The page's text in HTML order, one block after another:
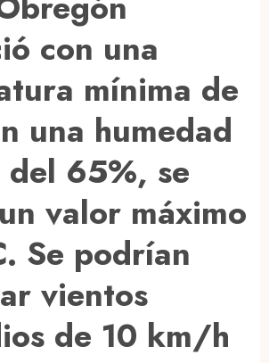
con una
mínima de
una humedad
65%, se
valor máximo
Se podrían
vientos
de 10 km/h